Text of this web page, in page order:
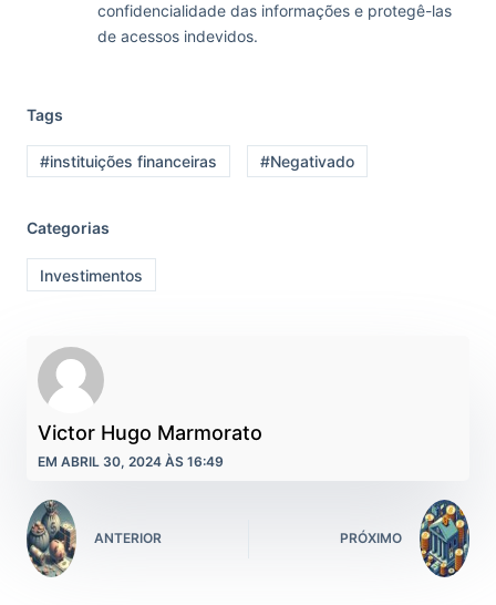
confidencialidade das informações e protegê-las
de acessos indevidos.
Tags
#instituições financeiras #Negativado
Categorias
Investimentos
Victor Hugo Marmorato
EM ABRIL 30, 2024 ÀS 16:49
ANTERIOR PRÓXIMO